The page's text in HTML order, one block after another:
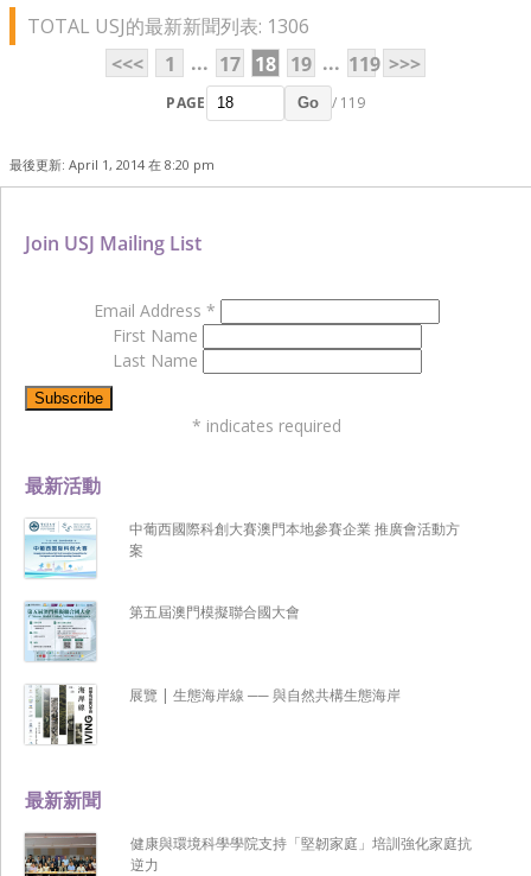
TOTAL USJ的最新新聞列表: 1306
<<<
1 ... 17 18 19 ... 119 >>>
PAGE Go / 119
最後更新: April 1, 2014 在 8:20 pm
最新新聞
健康與環境科學學院支持「堅韌家庭」培訓強化家庭抗
逆力
最新活動
中葡西國際科創大賽澳門本地參賽企業 推廣會活動方
案
第五屆澳門模擬聯合國大會
展覽 | 生態海岸線 ── 與自然共構生態海岸
Join USJ Mailing List
Email Address *
First Name
Last Name
* indicates required